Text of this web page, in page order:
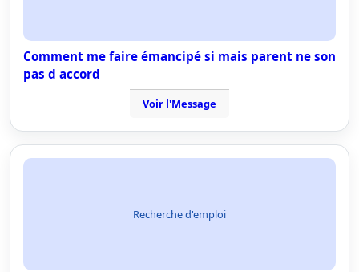
Comment me faire émancipé si mais parent ne son
pas d accord
Voir l'Message
Recherche d'emploi